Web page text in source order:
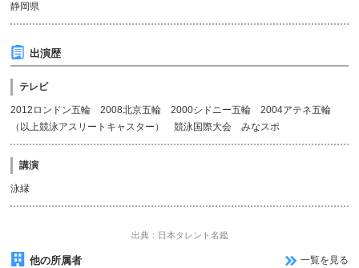
静岡県
出演歴
テレビ
2012ロンドン五輪 2008北京五輪 2000シドニー五輪 2004アテネ五輪
（以上競泳アスリートキャスター） 競泳国際大会 みなスポ
講演
泳縁
出典：日本タレント名鑑
他の所属者 一覧を見る